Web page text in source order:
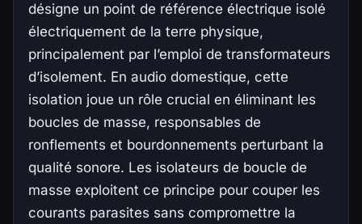
désigne un point de référence électrique isolé
électriquement de la terre physique,
principalement par l’emploi de transformateurs
d’isolement. En audio domestique, cette
isolation joue un rôle crucial en éliminant les
boucles de masse, responsables de
ronflements et bourdonnements perturbant la
qualité sonore. Les isolateurs de boucle de
masse exploitent ce principe pour couper les
courants parasites sans compromettre la